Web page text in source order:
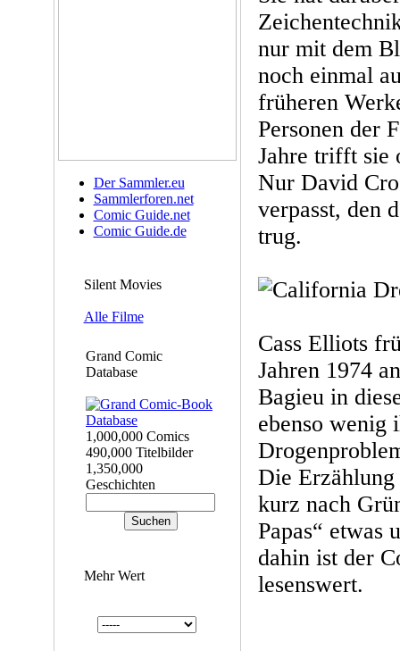
Der Sammler.eu
Sammlerforen.net
Comic Guide.net
Comic Guide.de
Silent Movies
Alle Filme
Grand Comic
Database
1,000,000 Comics
490,000 Titelbilder
1,350,000
Geschichten
Mehr Wert
nur mit dem
noch einmal
früheren
Personen der
Jahre trifft sie
Nur David
verpasst, den
trug.
Cass Elliots
Jahren 1974
Bagieu in
ebenso wenig
Die
kurz nach
Papas“ etwas
dahin ist der
lesenswert.